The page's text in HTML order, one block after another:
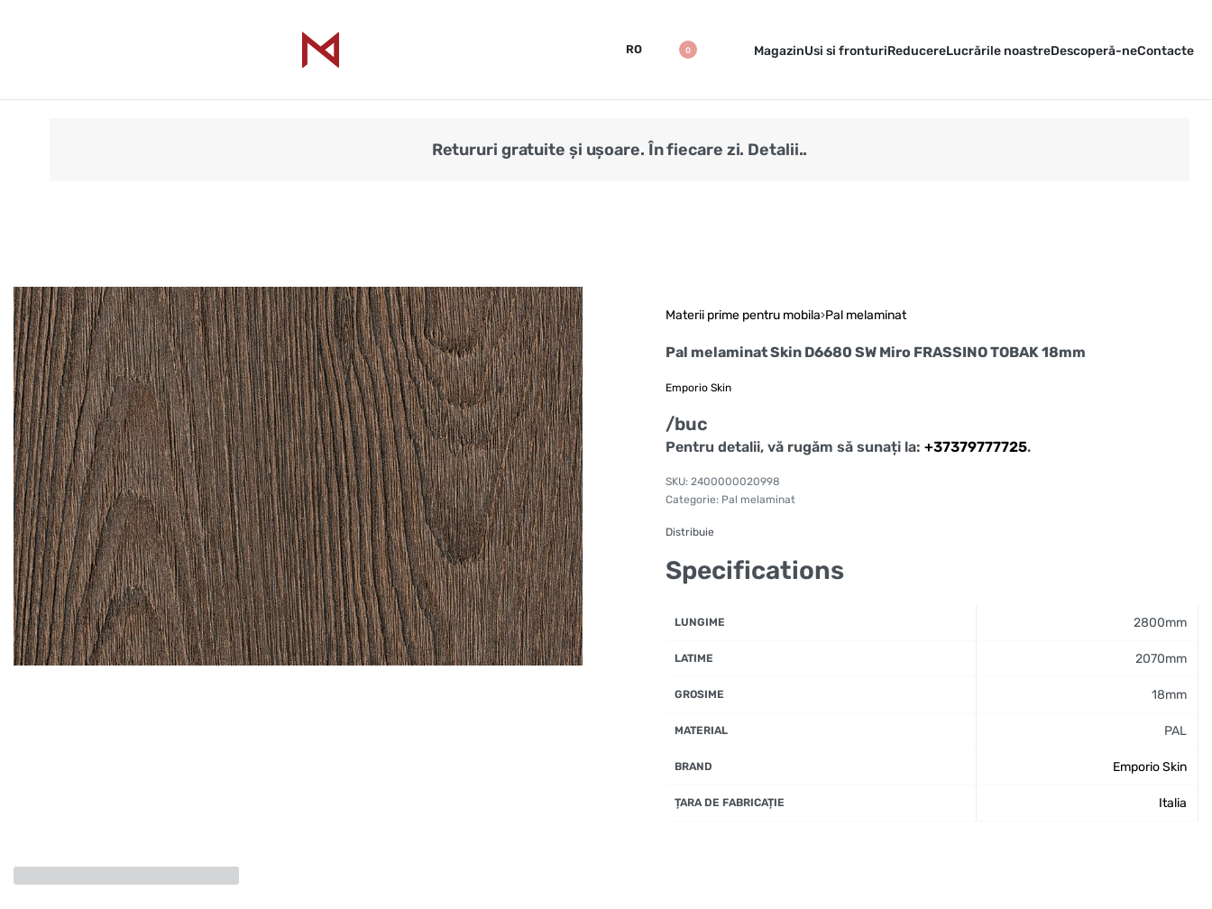
RO 0 MagazinUsi si fronturiReducereLucrările noastreDescoperă-neContacte
Retururi gratuite și ușoare. În fiecare zi. Detalii..
Materii prime pentru mobila›Pal melaminat
Pal melaminat Skin D6680 SW Miro FRASSINO TOBAK 18mm
Emporio Skin
/buc
Pentru detalii, vă rugăm să sunați la: +37379777725.
2400000020998
Categorie: Pal melaminat
Distribuie
Specifications
LUNGIME 2800mm
LATIME 2070mm
GROSIME 18mm
MATERIAL PAL
BRAND Emporio Skin
ȚARA DE FABRICAȚIE Italia